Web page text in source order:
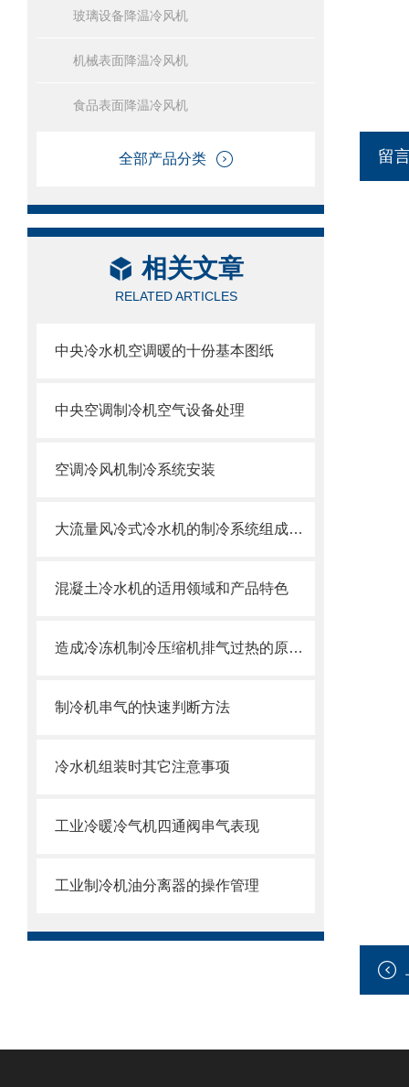
玻璃设备降温冷风机
机械表面降温冷风机
食品表面降温冷风机
全部产品分类
相关文章
RELATED ARTICLES
中央冷水机空调暖的十份基本图纸
中央空调制冷机空气设备处理
空调冷风机制冷系统安装
大流量风冷式冷水机的制冷系统组成介绍
混凝土冷水机的适用领域和产品特色
造成冷冻机制冷压缩机排气过热的原因有哪些
制冷机串气的快速判断方法
冷水机组装时其它注意事项
工业冷暖冷气机四通阀串气表现
工业制冷机油分离器的操作管理
留